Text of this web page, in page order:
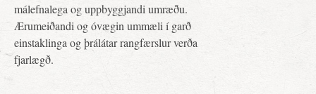
málefnalega og uppbyggjandi umræðu.
Ærumeiðandi og óvægin ummæli í garð
einstaklinga og þrálátar rangfærslur verða
fjarlægð.